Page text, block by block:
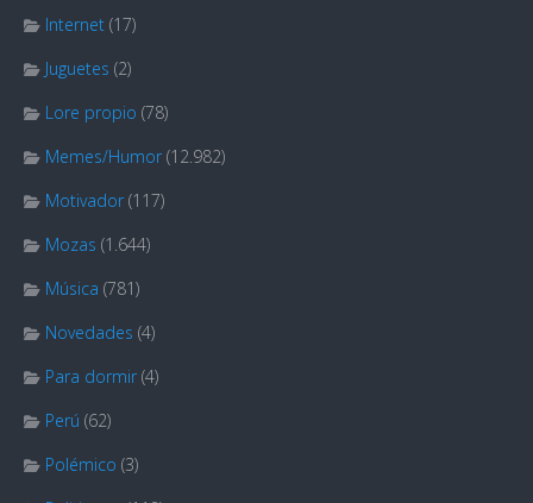
Internet (17)
Juguetes (2)
Lore propio (78)
Memes/Humor (12.982)
Motivador (117)
Mozas (1.644)
Música (781)
Novedades (4)
Para dormir (4)
Perú (62)
Polémico (3)